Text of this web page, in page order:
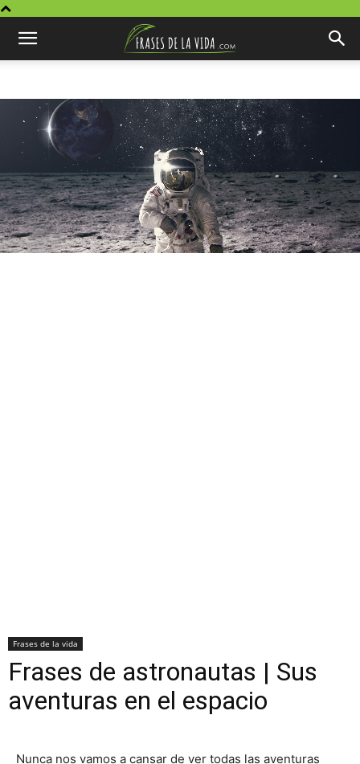
Frases de la vida
Frases de astronautas | Sus
aventuras en el espacio
Nunca nos vamos a cansar de ver todas las aventuras